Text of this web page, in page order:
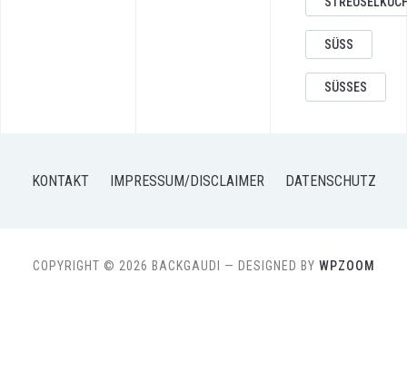
SÜSS
SÜSSES
KONTAKT IMPRESSUM/DISCLAIMER DATENSCHUTZ
COPYRIGHT © 2026 BACKGAUDI — DESIGNED BY WPZOOM